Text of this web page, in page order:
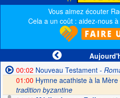
Vous aimez écouter
Cela a un coût : aidez-nous
00:02 Nouveau Testament-
01:00 Hymne acathiste à la
tradition byzantine